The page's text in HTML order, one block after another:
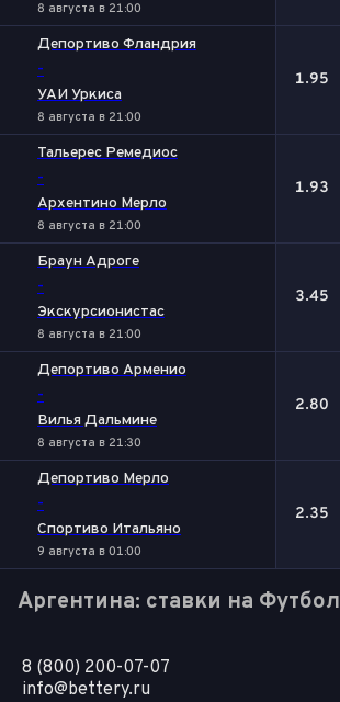
8 августа в 21:00
Депортиво Фландрия
-
УАИ Уркиса
8 августа в 21:00
1.95
Тальерес Ремедиос
-
Архентино Мерло
8 августа в 21:00
1.93
Браун Адроге
-
Экскурсионистас
8 августа в 21:00
3.45
Депортиво Арменио
-
Вилья Дальмине
8 августа в 21:30
2.80
Депортиво Мерло
-
Спортиво Итальяно
9 августа в 01:00
2.35
Аргентина: ставки на Футбол
8 (800) 200-07-07
info@bettery.ru